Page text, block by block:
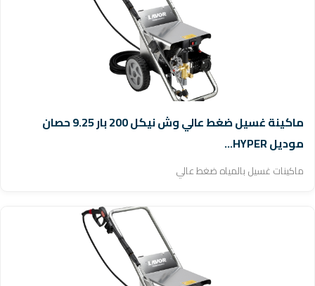
ماكينة غسيل ضغط عالي وش نيكل 200 بار 9.25 حصان
موديل HYPER...
ماكينات غسيل بالمياه ضغط عالي